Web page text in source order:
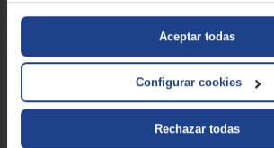
Aceptar todas
Configurar cookies
Rechazar todas
Crepera
1000W, Negro